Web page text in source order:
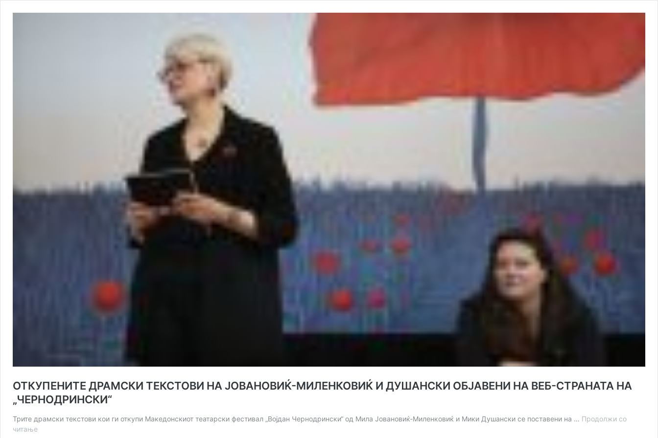
ОТКУПЕНИТЕ ДРАМСКИ ТЕКСТОВИ НА ЈОВАНОВИЌ-МИЛЕНКОВИЌ И ДУШАНСКИ ОБЈАВЕНИ НА ВЕБ-СТРАНАТА НА
„ЧЕРНОДРИНСКИ“
Трите драмски текстови кои ги откупи Македонскиот театарски фестивал „Војдан Чернодрински“ од Мила Јовановиќ-Миленковиќ и Мики Душански се поставени на … Продолжи со
читањеОТКУПЕНИТЕ